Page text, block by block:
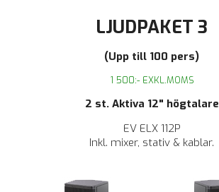
LJUDPAKET 3
(Upp till 100 pers)
1 500:- EXKL.MOMS
2 st. Aktiva 12" högtalare
EV ELX 112P
Inkl. mixer, stativ & kablar.